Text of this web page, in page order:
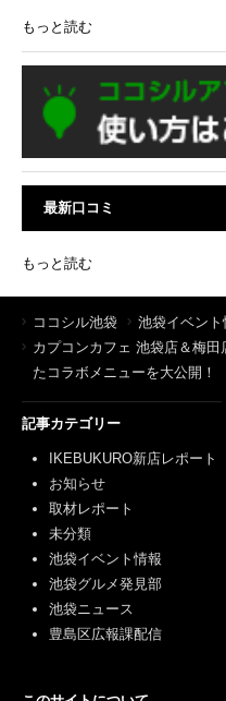
もっと読む
最新口コミ
もっと読む
ココシル池袋
池袋イベント
カプコンカフェ 池袋店＆梅
たコラボメニューを大公開！
記事カテゴリー
IKEBUKURO新店レポート
お知らせ
取材レポート
未分類
池袋イベント情報
池袋グルメ発見部
池袋ニュース
豊島区広報課配信